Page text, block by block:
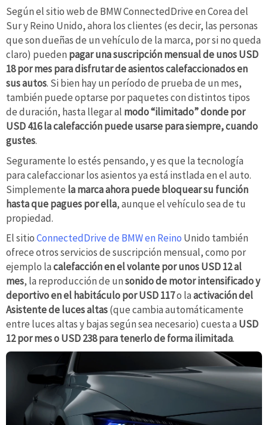
Según el sitio web de BMW ConnectedDrive en Corea del
Sur y Reino Unido, ahora los clientes (es decir, las personas
que son dueñas de un vehículo de la marca, por si no queda
claro) pueden pagar una suscripción mensual de unos USD
18 por mes para disfrutar de asientos calefaccionados en
sus autos. Si bien hay un período de prueba de un mes,
también puede optarse por paquetes con distintos tipos
de duración, hasta llegar al modo “ilimitado” donde por
USD 416 la calefacción puede usarse para siempre, cuando
gustes.
Seguramente lo estés pensando, y es que la tecnología
para calefaccionar los asientos ya está instlada en el auto.
Simplemente la marca ahora puede bloquear su función
hasta que pagues por ella, aunque el vehículo sea de tu
propiedad.
El sitioConnectedDrive de BMW en Reino Unido también
ofrece otros servicios de suscripción mensual, como por
ejemplo lacalefacción en el volante por unos USD 12 al
mes, la reproducción de unsonido de motor intensificado y
deportivo en el habitáculo por USD 117o laactivación del
Asistente de luces altas(que cambia automáticamente
entre luces altas y bajas según sea necesario) cuesta a USD
12 por mes o USD 238 para tenerlo de forma ilimitada.